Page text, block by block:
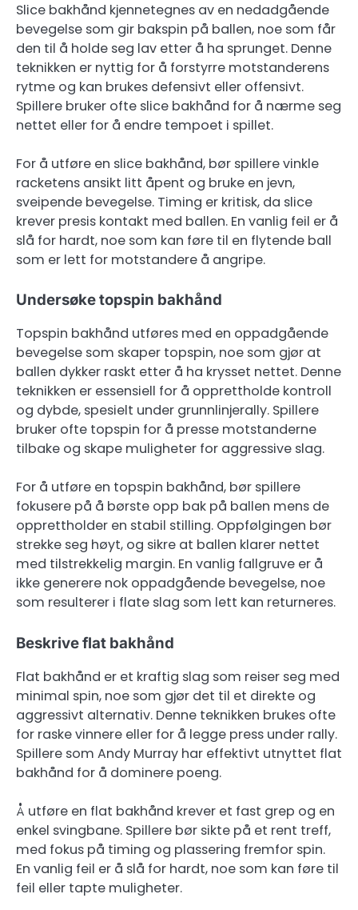
Slice bakhånd kjennetegnes av en nedadgående
bevegelse som gir bakspin på ballen, noe som får
den til å holde seg lav etter å ha sprunget. Denne
teknikken er nyttig for å forstyrre motstanderens
rytme og kan brukes defensivt eller offensivt.
Spillere bruker ofte slice bakhånd for å nærme seg
nettet eller for å endre tempoet i spillet.
For å utføre en slice bakhånd, bør spillere vinkle
racketens ansikt litt åpent og bruke en jevn,
sveipende bevegelse. Timing er kritisk, da slice
krever presis kontakt med ballen. En vanlig feil er å
slå for hardt, noe som kan føre til en flytende ball
som er lett for motstandere å angripe.
Undersøke topspin bakhånd
Topspin bakhånd utføres med en oppadgående
bevegelse som skaper topspin, noe som gjør at
ballen dykker raskt etter å ha krysset nettet. Denne
teknikken er essensiell for å opprettholde kontroll
og dybde, spesielt under grunnlinjerally. Spillere
bruker ofte topspin for å presse motstanderne
tilbake og skape muligheter for aggressive slag.
For å utføre en topspin bakhånd, bør spillere
fokusere på å børste opp bak på ballen mens de
opprettholder en stabil stilling. Oppfølgingen bør
strekke seg høyt, og sikre at ballen klarer nettet
med tilstrekkelig margin. En vanlig fallgruve er å
ikke generere nok oppadgående bevegelse, noe
som resulterer i flate slag som lett kan returneres.
Beskrive flat bakhånd
Flat bakhånd er et kraftig slag som reiser seg med
minimal spin, noe som gjør det til et direkte og
aggressivt alternativ. Denne teknikken brukes ofte
for raske vinnere eller for å legge press under rally.
Spillere som Andy Murray har effektivt utnyttet flat
bakhånd for å dominere poeng.
Å utføre en flat bakhånd krever et fast grep og en
enkel svingbane. Spillere bør sikte på et rent treff,
med fokus på timing og plassering fremfor spin.
En vanlig feil er å slå for hardt, noe som kan føre til
feil eller tapte muligheter.